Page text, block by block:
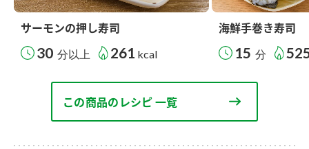
サーモンの押し寿司
30 分以上 261 kcal
海鮮手巻き寿司
15 分
この商品のレシピ 一覧